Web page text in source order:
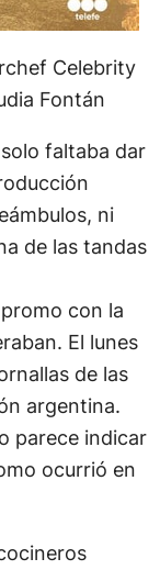
Celebrity
Fontán
faltaba dar
ni
de las tandas
con la
El lunes
de las
argentina.
parece indicar
ocurrió en